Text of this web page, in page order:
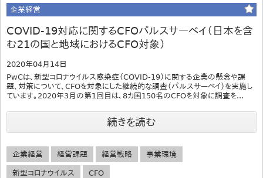
企業経営
COVID-19対応に関するCFOパルスサーベイ（日本を含
む21の国と地域におけるCFO対象）
2020年04月14日
PwCは、新型コロナウイルス感染症（COVID-19）に関する企業の懸念や課
題、対策について、CFOを対象にした継続的な調査（パルスサーベイ）を実施し
ています。2020年3月の第1回目は、8カ国150名のCFOを対象に調査を...
続きを読む
企業経営 経営課題 経営戦略 事業環境
新型コロナウイルス CFO